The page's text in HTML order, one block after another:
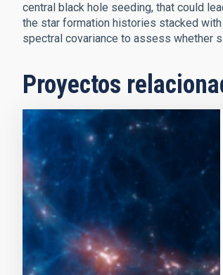
central black hole seeding, that could
the star formation histories stacked
spectral covariance to assess whether
Proyectos